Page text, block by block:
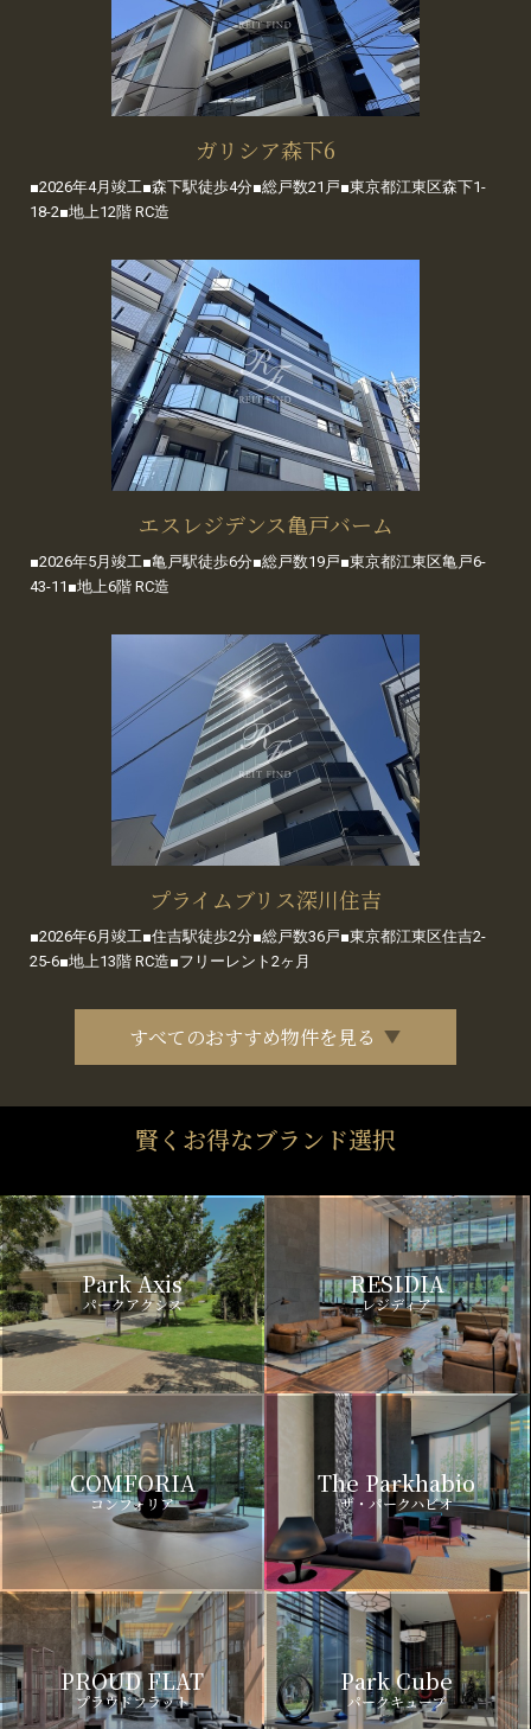
ガリシア森下6
■2026年4月竣工■森下駅徒歩4分■総戸数21戸■東京都江東区森下1-
18-2■地上12階 RC造
エスレジデンス亀戸バーム
■2026年5月竣工■亀戸駅徒歩6分■総戸数19戸■東京都江東区亀戸6-
43-11■地上6階 RC造
プライムブリス深川住吉
■2026年6月竣工■住吉駅徒歩2分■総戸数36戸■東京都江東区住吉2-
25-6■地上13階 RC造■フリーレント2ヶ月
すべてのおすすめ物件を見る
賢くお得なブランド選択
Park Axis
パークアクシス
RESIDIA
レジディア
COMFORIA
コンフォリア
The Parkhabio
ザ・パークハビオ
PROUD FLAT
プラウドフラット
Park Cube
パークキューブ